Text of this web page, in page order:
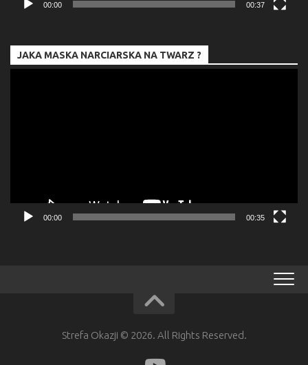
00:00 00:37
JAKA MASKA NARCIARSKA NA TWARZ ?
00:00 00:35
Strefa Okazji © 2026. All Rights Reserved.